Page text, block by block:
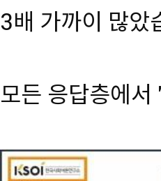
3배 가까이 많았
모든 응답층에